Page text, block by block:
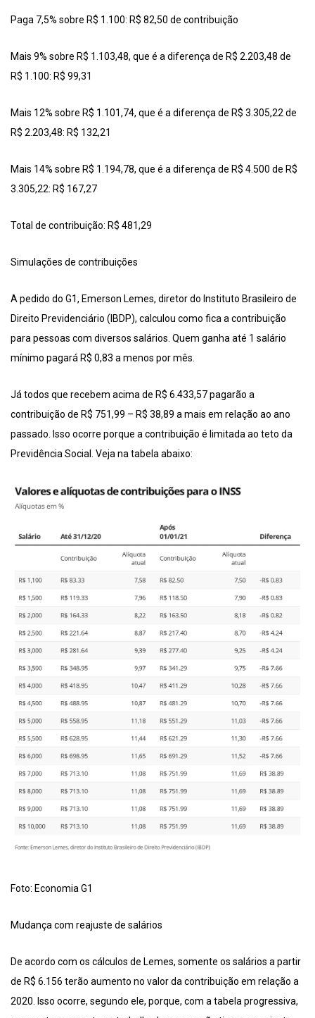
Paga 7,5% sobre R$ 1.100: R$ 82,50 de contribuição
Mais 9% sobre R$ 1.103,48, que é a diferença de R$ 2.203,48 de
R$ 1.100: R$ 99,31
Mais 12% sobre R$ 1.101,74, que é a diferença de R$ 3.305,22 de
R$ 2.203,48: R$ 132,21
Mais 14% sobre R$ 1.194,78, que é a diferença de R$ 4.500 de R$
3.305,22: R$ 167,27
Total de contribuição: R$ 481,29
Simulações de contribuições
A pedido do G1, Emerson Lemes, diretor do Instituto Brasileiro de
Direito Previdenciário (IBDP), calculou como fica a contribuição
para pessoas com diversos salários. Quem ganha até 1 salário
mínimo pagará R$ 0,83 a menos por mês.
Já todos que recebem acima de R$ 6.433,57 pagarão a
contribuição de R$ 751,99 – R$ 38,89 a mais em relação ao ano
passado. Isso ocorre porque a contribuição é limitada ao teto da
Previdência Social. Veja na tabela abaixo:
Foto: Economia G1
Mudança com reajuste de salários
De acordo com os cálculos de Lemes, somente os salários a partir
de R$ 6.156 terão aumento no valor da contribuição em relação a
2020. Isso ocorre, segundo ele, porque, com a tabela progressiva,